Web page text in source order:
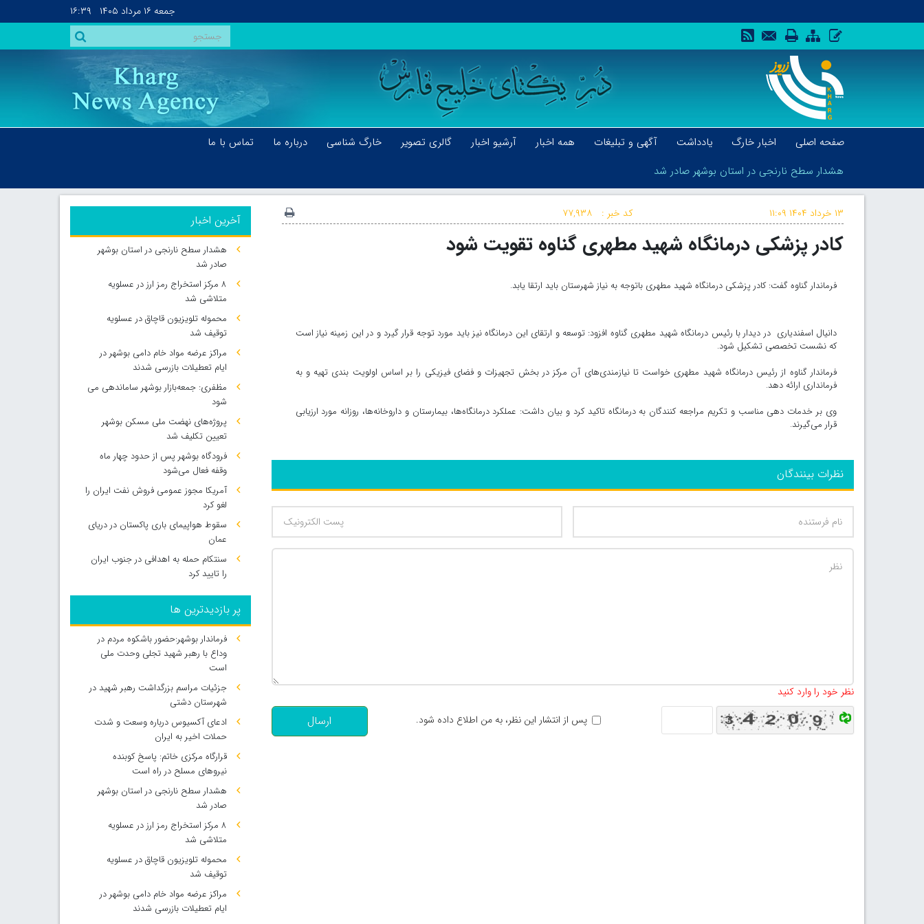
جمعه ۱۶ مرداد ۱۴۰۵ ۱۶:۳۹
صفحه اصلی اخبار خارگ یادداشت آگهی و تبلیغات همه اخبار آرشیو اخبار گالری تصویر خارگ شناسی درباره ما
تماس با ما
هشدار سطح نارنجی در استان بوشهر صادر شد
هشدار سطح نارنجی در استان بوشهر صادر شد
کد خبر : ۷۷,۹۳۸ ۱۳ خرداد ۱۴۰۴ ۱۱:۰۹
کادر پزشکی درمانگاه شهید مطهری گناوه تقویت شود
فرماندار گناوه گفت: کادر پزشکی درمانگاه شهید مطهری باتوجه به نیاز شهرستان باید ارتقا یابد.
دانیال اسفندیاری در دیدار با رئیس درمانگاه شهید مطهری گناوه افزود: توسعه و ارتقای این درمانگاه نیز باید مورد توجه قرار گیرد و در این زمینه نیاز است
که نشست تخصصی تشکیل شود.
فرماندار گناوه از رئیس درمانگاه شهید مطهری خواست تا نیازمندی‌های آن مرکز در بخش تجهیزات و فضای فیزیکی را بر اساس اولویت بندی تهیه و به
فرمانداری ارائه دهد.
وی بر خدمات دهی مناسب و تکریم مراجعه کنندگان به درمانگاه تاکید کرد و بیان داشت: عملکرد درمانگاه‌ها، بیمارستان و داروخانه‌ها، روزانه مورد ارزیابی
قرار می‌گیرند.
نظرات بینندگان
نظر خود را وارد کنید
پس از انتشار این نظر، به من اطلاع داده شود.
ارسال
آخرین اخبار
هشدار سطح نارنجی در استان بوشهر
صادر شد
۸ مرکز استخراج رمز ارز در عسلویه
متلاشی شد
محموله تلویزیون قاچاق در عسلویه
توقیف شد
مراکز عرضه مواد خام دامی بوشهر در
ایام تعطیلات بازرسی شدند
مظفری: جمعه‌بازار بوشهر ساماندهی می‌
شود
پروژه‌های نهضت ملی مسکن بوشهر
تعیین تکلیف شد
فرودگاه بوشهر پس از حدود چهار ماه
وقفه فعال می‌شود
آمریکا مجوز عمومی فروش نفت ایران را
لغو کرد
سقوط هواپیمای باری پاکستان در دریای
عمان
سنتکام حمله به اهدافی در جنوب ایران
را تایید کرد
پر بازدیدترین ها
فرماندار بوشهر:حضور باشکوه مردم در
وداع با رهبر شهید تجلی وحدت ملی
است
جزئیات مراسم بزرگداشت رهبر شهید در
شهرستان دشتی
ادعای آکسیوس درباره وسعت و شدت
حملات اخیر به ایران
قرارگاه مرکزی خاتم: پاسخ کوبنده
نیروهای مسلح در راه است
هشدار سطح نارنجی در استان بوشهر
صادر شد
۸ مرکز استخراج رمز ارز در عسلویه
متلاشی شد
محموله تلویزیون قاچاق در عسلویه
توقیف شد
مراکز عرضه مواد خام دامی بوشهر در
ایام تعطیلات بازرسی شدند